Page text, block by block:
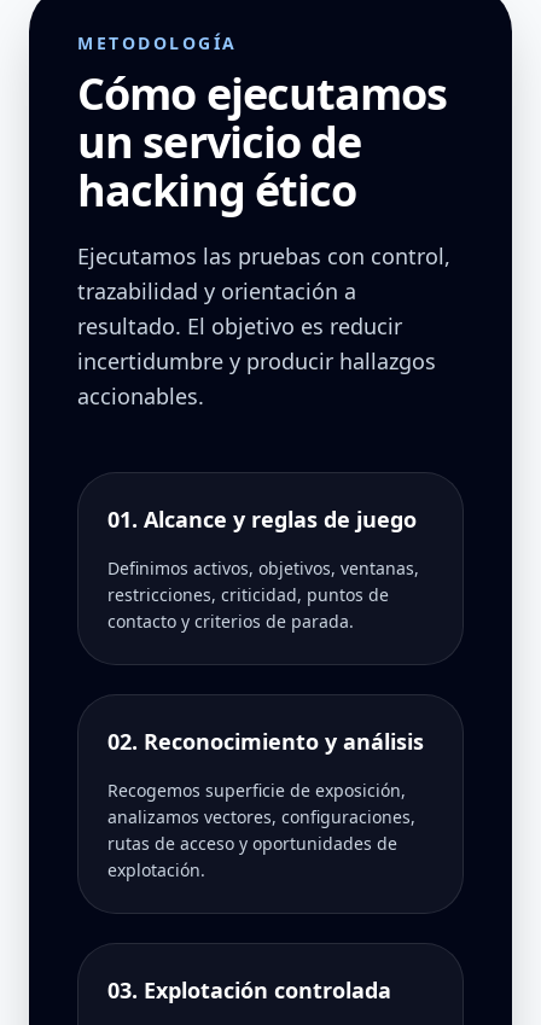
METODOLOGÍA
Cómo ejecutamos
un servicio de
hacking ético
Ejecutamos las pruebas con control,
trazabilidad y orientación a
resultado. El objetivo es reducir
incertidumbre y producir hallazgos
accionables.
01. Alcance y reglas de juego
Definimos activos, objetivos, ventanas,
restricciones, criticidad, puntos de
contacto y criterios de parada.
02. Reconocimiento y análisis
Recogemos superficie de exposición,
analizamos vectores, configuraciones,
rutas de acceso y oportunidades de
explotación.
03. Explotación controlada